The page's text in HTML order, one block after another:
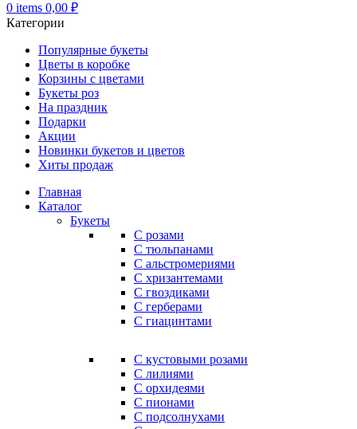
0 items 0,00 ₽
Категории
Популярные букеты
Цветы в коробке
Корзины с цветами
Букеты роз
На праздник
Подарки
Акции
Новинки букетов и цветов
Хиты продаж
Главная
Каталог
Букеты
С розами
С тюльпанами
С альстромериями
С хризантемами
С гвоздиками
С герберами
С гиацинтами
С кустовыми розами
С лилиями
С орхидеями
С пионами
С подсолнухами